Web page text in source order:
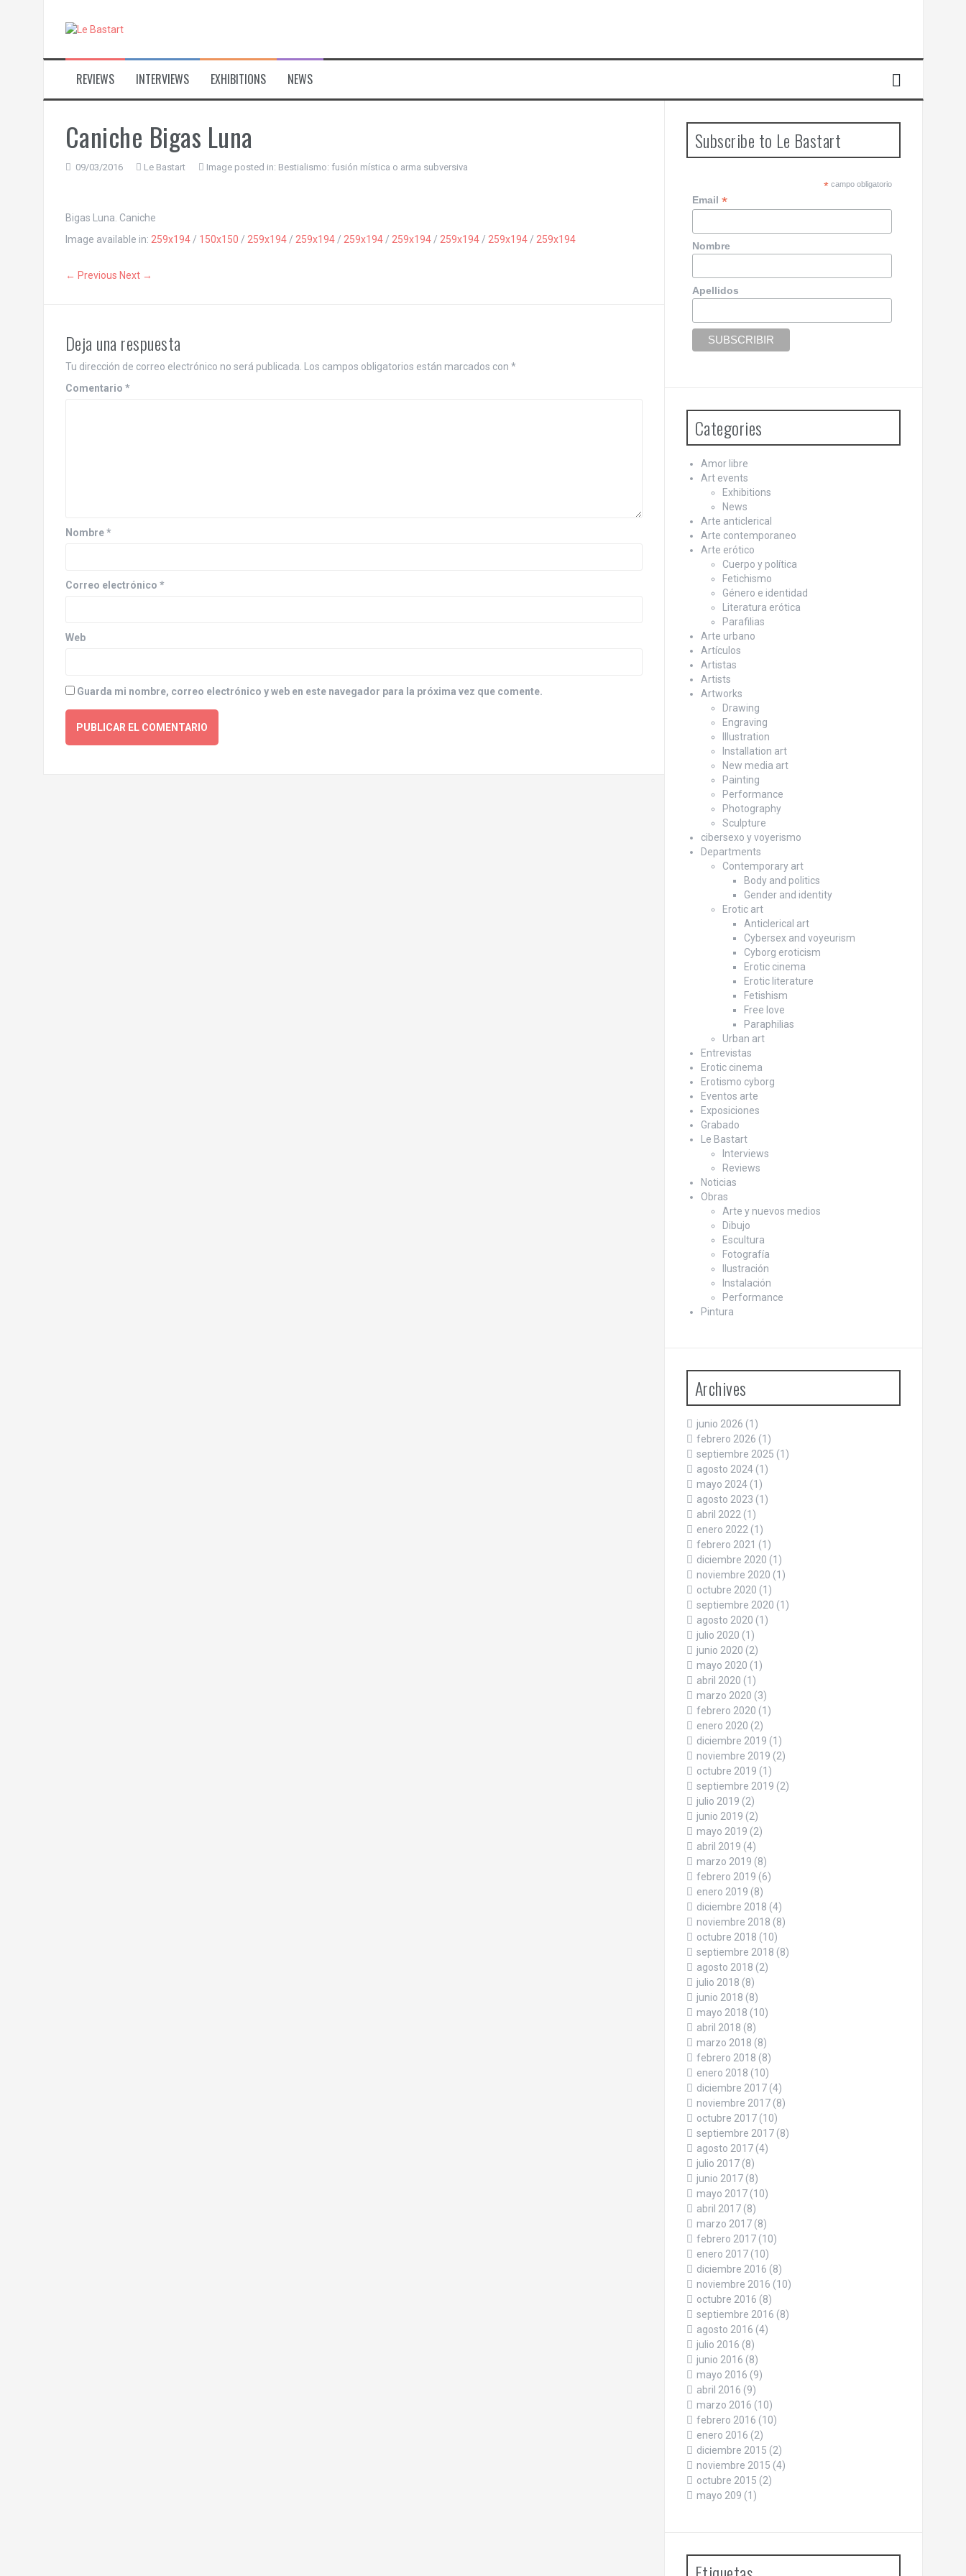
REVIEWS INTERVIEWS EXHIBITIONS NEWS
Caniche Bigas Luna
09/03/2016 Le Bastart Image posted in: Bestialismo: fusión mística o arma subversiva
Bigas Luna. Caniche
Image available in: 259x194/ 150x150 / 259x194/ 259x194/ 259x194/ 259x194/ 259x194/ 259x194/ 259x194
← Previous Next →
Deja una respuesta
Tu dirección de correo electrónico no será publicada. Los campos obligatorios están marcados con *
Comentario *
Nombre*
Correo electrónico *
Web
Guarda mi nombre, correo electrónico y web en este navegador para la próxima vez que comente.
Subscribe to Le Bastart
*campo obligatorio
Email*
Nombre
Apellidos
Categories
Amor libre
Art events
Exhibitions
News
Arte anticlerical
Arte contemporaneo
Arte erótico
Cuerpo y política
Fetichismo
Género e identidad
Literatura erótica
Parafilias
Arte urbano
Artículos
Artistas
Artists
Artworks
Drawing
Engraving
Illustration
Installation art
New media art
Painting
Performance
Photography
Sculpture
cibersexo y voyerismo
Departments
Contemporary art
Body and politics
Gender and identity
Erotic art
Anticlerical art
Cybersex and voyeurism
Cyborg eroticism
Erotic cinema
Erotic literature
Fetishism
Free love
Paraphilias
Urban art
Entrevistas
Erotic cinema
Erotismo cyborg
Eventos arte
Exposiciones
Grabado
Le Bastart
Interviews
Reviews
Noticias
Obras
Arte y nuevos medios
Dibujo
Escultura
Fotografía
Ilustración
Instalación
Performance
Pintura
Archives
junio 2026 (1)
febrero 2026 (1)
septiembre 2025 (1)
agosto 2024(1)
mayo 2024(1)
agosto 2023 (1)
abril 2022(1)
enero 2022(1)
febrero 2021 (1)
diciembre 2020 (1)
noviembre 2020 (1)
octubre 2020 (1)
septiembre 2020 (1)
agosto 2020 (1)
julio 2020 (1)
junio 2020 (2)
mayo 2020 (1)
abril 2020 (1)
marzo 2020 (3)
febrero 2020 (1)
enero 2020 (2)
diciembre 2019 (1)
noviembre 2019 (2)
octubre 2019 (1)
septiembre 2019 (2)
julio 2019 (2)
junio 2019 (2)
mayo 2019 (2)
abril 2019 (4)
marzo 2019 (8)
febrero 2019 (6)
enero 2019 (8)
diciembre 2018 (4)
noviembre 2018 (8)
octubre 2018 (10)
septiembre 2018 (8)
agosto 2018 (2)
julio 2018 (8)
junio 2018 (8)
mayo 2018 (10)
abril 2018 (8)
marzo 2018 (8)
febrero 2018 (8)
enero 2018 (10)
diciembre 2017(4)
noviembre 2017(8)
octubre 2017(10)
septiembre 2017(8)
agosto 2017(4)
julio 2017(8)
junio 2017(8)
mayo 2017(10)
abril 2017(8)
marzo 2017(8)
febrero 2017(10)
enero 2017(10)
diciembre 2016 (8)
noviembre 2016 (10)
octubre 2016 (8)
septiembre 2016 (8)
agosto 2016 (4)
julio 2016 (8)
junio 2016 (8)
mayo 2016 (9)
abril 2016 (9)
marzo 2016 (10)
febrero 2016 (10)
enero 2016 (2)
diciembre 2015 (2)
noviembre 2015 (4)
octubre 2015 (2)
mayo 209 (1)